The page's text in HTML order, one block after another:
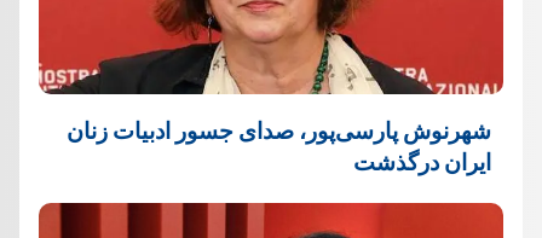
شهرنوش پارسی‌پور، صدای جسور ادبیات زنان
ایران درگذشت